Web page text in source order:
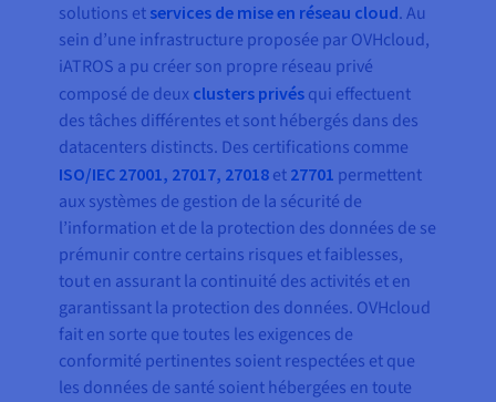
solutions et services de mise en réseau cloud. Au
sein d’une infrastructure proposée par OVHcloud,
iATROS a pu créer son propre réseau privé
composé de deux clusters privés qui effectuent
des tâches différentes et sont hébergés dans des
datacenters distincts. Des certifications comme
ISO/IEC 27001, 27017, 27018 et 27701 permettent
aux systèmes de gestion de la sécurité de
l’information et de la protection des données de se
prémunir contre certains risques et faiblesses,
tout en assurant la continuité des activités et en
garantissant la protection des données. OVHcloud
fait en sorte que toutes les exigences de
conformité pertinentes soient respectées et que
les données de santé soient hébergées en toute